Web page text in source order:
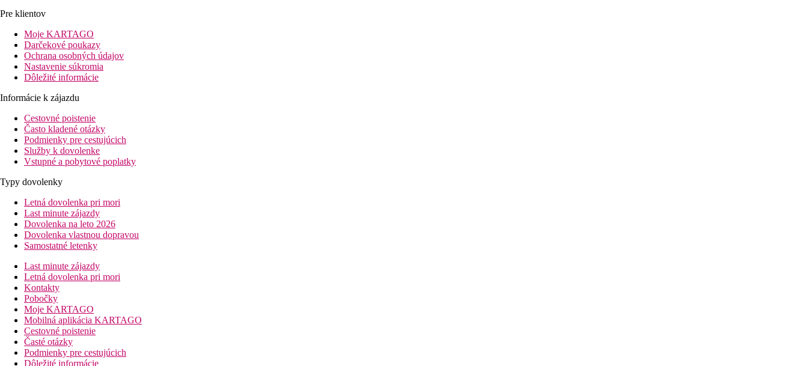
Pre klientov
Moje KARTAGO
Darčekové poukazy
Ochrana osobných údajov
Nastavenie súkromia
Dôležité informácie
Informácie k zájazdu
Cestovné poistenie
Často kladené otázky
Podmienky pre cestujúcich
Služby k dovolenke
Vstupné a pobytové poplatky
Typy dovolenky
Letná dovolenka pri mori
Last minute zájazdy
Dovolenka na leto 2026
Dovolenka vlastnou dopravou
Samostatné letenky
Last minute zájazdy
Letná dovolenka pri mori
Kontakty
Pobočky
Moje KARTAGO
Mobilná aplikácia KARTAGO
Cestovné poistenie
Časté otázky
Podmienky pre cestujúcich
Dôležité informácie